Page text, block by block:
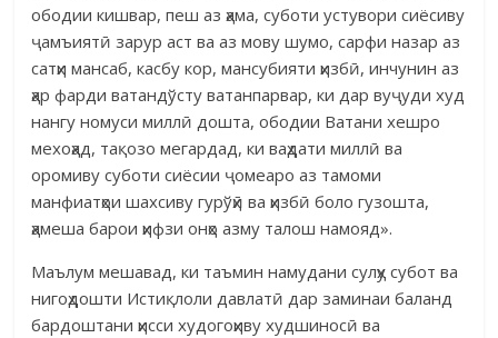
ободии кишвар, пеш аз ҳама, суботи устувори сиёсиву
ҷамъиятӣ зарур аст ва аз мову шумо, сарфи назар аз
сатҳи мансаб, касбу кор, мансубияти ҳизбӣ, инчунин аз
ҳар фарди ватандўсту ватанпарвар, ки дар вуҷуди худ
нангу номуси миллӣ дошта, ободии Ватани хешро
мехоҳад, тақозо мегардад, ки ваҳдати миллӣ ва
оромиву суботи сиёсии ҷомеаро аз тамоми
манфиатҳои шахсиву гурўҳӣ ва ҳизбӣ боло гузошта,
ҳамеша барои ҳифзи онҳо азму талош намояд».
Маълум мешавад, ки таъмин намудани сулҳу субот ва
нигоҳдошти Истиқлоли давлатӣ дар заминаи баланд
бардоштани ҳисси худогоҳиву худшиносӣ ва